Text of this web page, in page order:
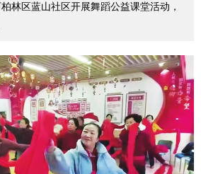
光 综合 专题
读 最太原 网罗民生
晚报 热评 社区
林区蓝山社区开展舞蹈公益课堂活动，